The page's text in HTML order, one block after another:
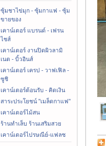
ซุ้มชาไข่มุก - ซุ้มกาแฟ - ซุ้ม
ขายของ
เคาน์เตอร์ แบรนด์ - เฟรน
ไชส์
เคาน์เตอร์ งานปิดผิวลามิ
เนต - บิ้วอินส์
เคาน์เตอร์ เครป - วาฟเฟิล -
ซูชิ
เคาน์เตอร์ต้อนรับ - คิดเงิน
สาระประโยชน์ "เมล็ดกาแฟ"
เคาน์เตอร์ไม้สน
ร้านทำเล็บ ร้านเสริมสวย
เคาน์เตอร์ไปรษณีย์-แฟลช